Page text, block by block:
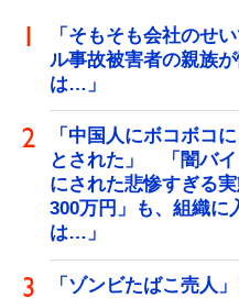
「そもそも会社のせ
ル事故被害者の親族
は…」
「中国人にボコボコ
とされた」 「闇バ
にされた悲惨すぎる
300万円」も、組織に
は…」
「ゾンビたばこ売人